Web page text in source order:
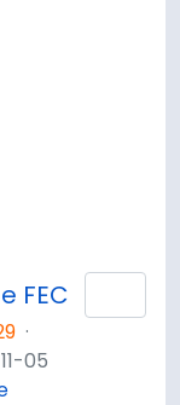
FEC
·
05